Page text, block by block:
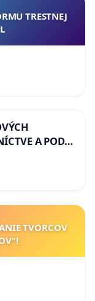
TRESTNEJ
A POD
& žiadosť
a
TVORCOV